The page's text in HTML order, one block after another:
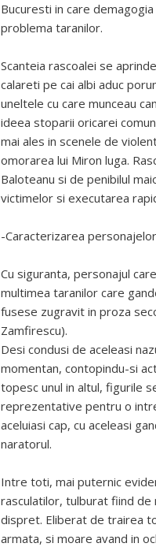
Bucuresti in care
problema taranilor.
Scanteia rascoalei se
calareti pe cai albi aduc
uneltele cu care munceau
ideea stoparii oricarei
mai ales in scenele de
omorarea lui Miron luga.
Baloteanu si de penibilul
victimelor si executarea
-Caracterizarea
Cu siguranta, personajul
multimea taranilor care
fusese zugravit in proza
Zamfirescu).
Desi condusi de aceleasi
momentan, contopindu-si
topesc unul in altul, figurile
reprezentative pentru o
aceluiasi cap, cu aceleasi
naratorul.
Intre toti, mai puternic
rasculatilor, tulburat fiind
dispret. Eliberat de trairea
armata, si moare avand in